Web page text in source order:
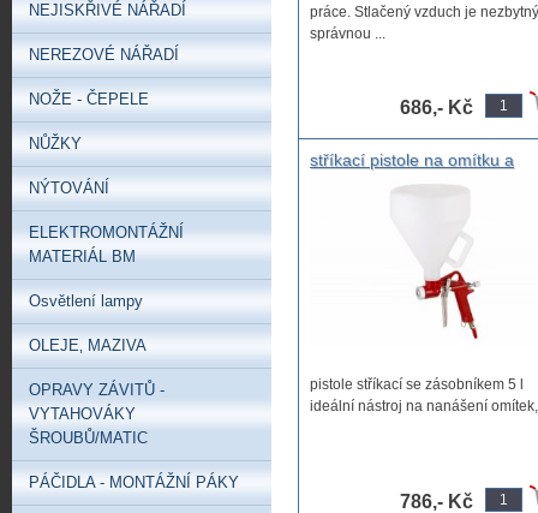
práce. Stlačený vzduch je
správnou ...
686,- Kč
stříkací pistole na omítku a
podobné materiály rysky 3, 6
pistole stříkací se zásobníkem 5 l
ideální nástroj na nanášení
786,- Kč
NEJISKŘIVÉ NÁŘADÍ
NEREZOVÉ NÁŘADÍ
NOŽE - ČEPELE
NŮŽKY
NÝTOVÁNÍ
ELEKTROMONTÁŽNÍ
MATERIÁL BM
Osvětlení lampy
OLEJE‚ MAZIVA
OPRAVY ZÁVITŮ -
VYTAHOVÁKY
ŠROUBŮ/MATIC
PÁČIDLA - MONTÁŽNÍ PÁKY